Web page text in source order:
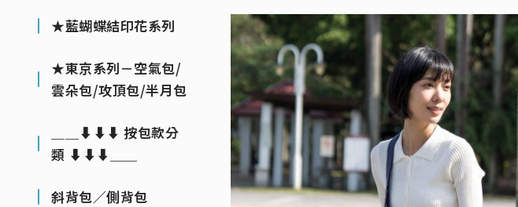
★藍蝴蝶結印花系列
★東京系列－空氣包/
雲朵包/攻頂包/半月包
＿＿⬇⬇⬇ 按包款分
類 ⬇⬇⬇＿＿
斜背包／側背包